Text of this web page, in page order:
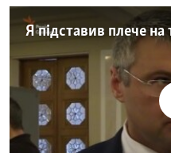
СВІТ
КИТАЙ.ВИКЛИКИ
МУЛЬТИМЕДІА
ФОТО
СПЕЦПРОЄКТИ
ПОДКАСТИ
No media